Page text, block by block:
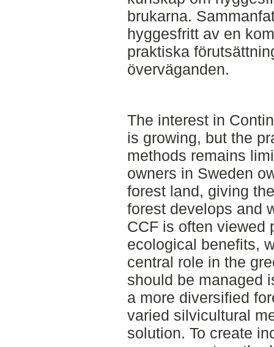
brukarna.
hyggesfritt av en
praktiska
överväganden.
The interest in
is growing, but the
methods remains
owners in Sweden
forest land, giving
forest develops and
CCF is often viewed
ecological benefits,
central role in the
should be managed
a more diversified
varied silvicultural
solution. To create